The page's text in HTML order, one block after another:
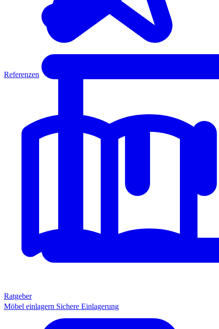
Möbel einlagern Sichere Einlagerung
Referenzen
Ratgeber